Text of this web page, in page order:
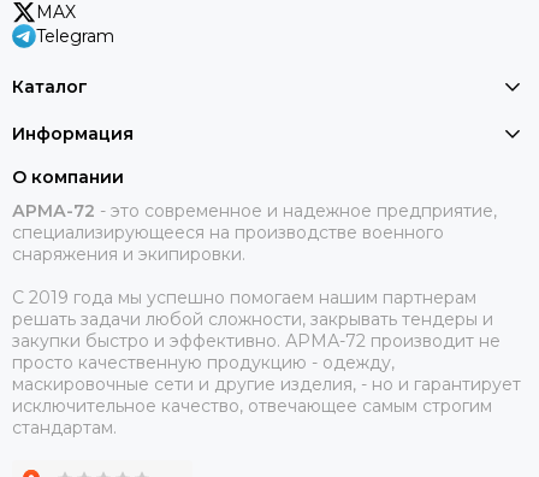
MAX
Telegram
Каталог
Информация
О компании
АРМА-72 - это современное и надежное предприятие,
специализирующееся на производстве военного
снаряжения и экипировки.
С 2019 года мы успешно помогаем нашим партнерам
решать задачи любой сложности, закрывать тендеры и
закупки быстро и эффективно. АРМА-72 производит не
просто качественную продукцию - одежду,
маскировочные сети и другие изделия, - но и гарантирует
исключительное качество, отвечающее самым строгим
стандартам.